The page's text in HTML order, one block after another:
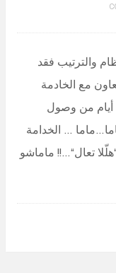
والترتيب فقد
مع الخادمة
أيام من وصول
… الخدامة
تعال“…!! ماماشو